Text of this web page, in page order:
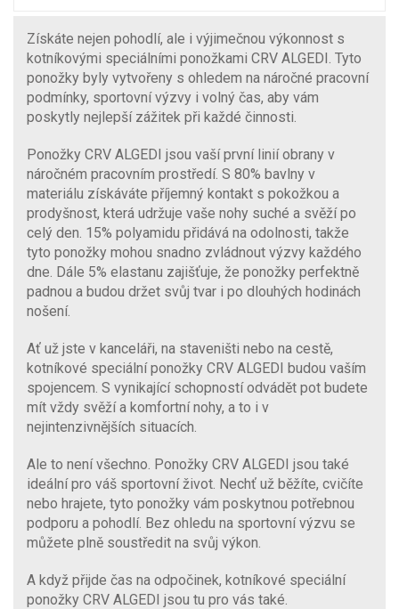
Získáte nejen pohodlí, ale i výjimečnou výkonnost s
kotníkovými speciálními ponožkami CRV ALGEDI. Tyto
ponožky byly vytvořeny s ohledem na náročné pracovní
podmínky, sportovní výzvy i volný čas, aby vám
poskytly nejlepší zážitek při každé činnosti.
Ponožky CRV ALGEDI jsou vaší první linií obrany v
náročném pracovním prostředí. S 80% bavlny v
materiálu získáváte příjemný kontakt s pokožkou a
prodyšnost, která udržuje vaše nohy suché a svěží po
celý den. 15% polyamidu přidává na odolnosti, takže
tyto ponožky mohou snadno zvládnout výzvy každého
dne. Dále 5% elastanu zajišťuje, že ponožky perfektně
padnou a budou držet svůj tvar i po dlouhých hodinách
nošení.
Ať už jste v kanceláři, na staveništi nebo na cestě,
kotníkové speciální ponožky CRV ALGEDI budou vaším
spojencem. S vynikající schopností odvádět pot budete
mít vždy svěží a komfortní nohy, a to i v
nejintenzivnějších situacích.
Ale to není všechno. Ponožky CRV ALGEDI jsou také
ideální pro váš sportovní život. Nechť už běžíte, cvičíte
nebo hrajete, tyto ponožky vám poskytnou potřebnou
podporu a pohodlí. Bez ohledu na sportovní výzvu se
můžete plně soustředit na svůj výkon.
A když přijde čas na odpočinek, kotníkové speciální
ponožky CRV ALGEDI jsou tu pro vás také.